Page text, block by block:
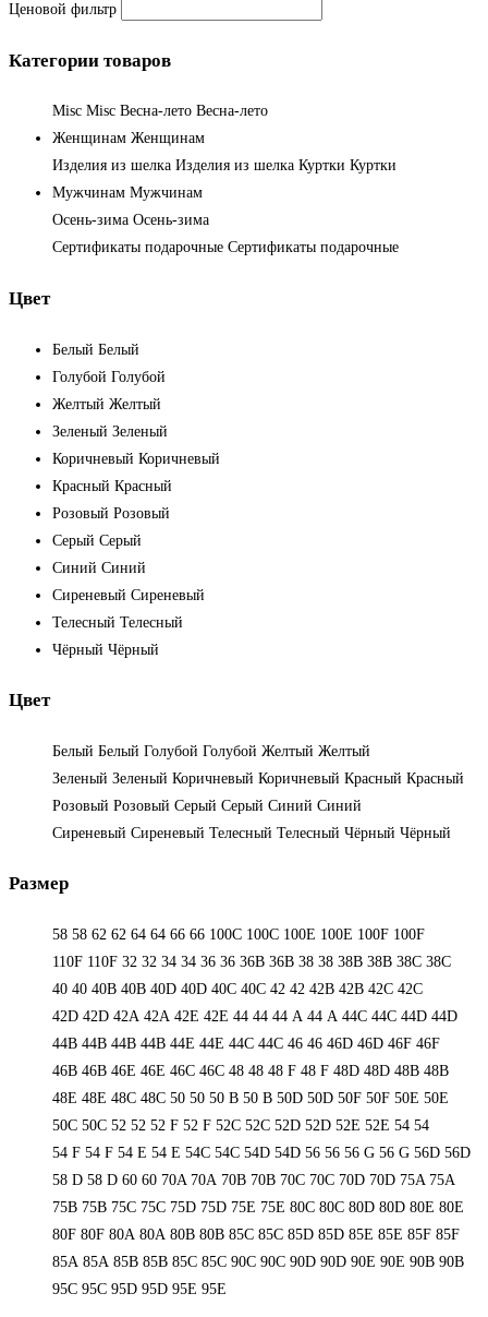
Ценовой фильтр
Категории товаров
Misc Misc Весна-лето Весна-лето
Женщинам Женщинам
Изделия из шелка Изделия из шелка Куртки Куртки
Мужчинам Мужчинам
Осень-зима Осень-зима
Сертификаты подарочные Сертификаты подарочные
Цвет
Белый Белый
Голубой Голубой
Желтый Желтый
Зеленый Зеленый
Коричневый Коричневый
Красный Красный
Розовый Розовый
Серый Серый
Синий Синий
Сиреневый Сиреневый
Телесный Телесный
Чёрный Чёрный
Цвет
Белый Белый Голубой Голубой Желтый Желтый
Зеленый Зеленый Коричневый Коричневый Красный Красный
Розовый Розовый Серый Серый Синий Синий
Сиреневый Сиреневый Телесный Телесный Чёрный Чёрный
Размер
58 58 62 62 64 64 66 66 100C 100C 100E 100E 100F 100F
110F 110F 32 32 34 34 36 36 36B 36B 38 38 38B 38B 38С 38С
40 40 40B 40B 40D 40D 40С 40С 42 42 42B 42B 42C 42C
42D 42D 42А 42А 42Е 42Е 44 44 44 А 44 А 44C 44C 44D 44D
44В 44В 44В 44В 44Е 44Е 44С 44С 46 46 46D 46D 46F 46F
46В 46В 46Е 46Е 46С 46С 48 48 48 F 48 F 48D 48D 48В 48В
48Е 48Е 48С 48С 50 50 50 B 50 B 50D 50D 50F 50F 50Е 50Е
50С 50С 52 52 52 F 52 F 52C 52C 52D 52D 52E 52E 54 54
54 F 54 F 54 Е 54 Е 54C 54C 54D 54D 56 56 56 G 56 G 56D 56D
58 D 58 D 60 60 70A 70A 70B 70B 70C 70C 70D 70D 75A 75A
75B 75B 75C 75C 75D 75D 75E 75E 80C 80C 80D 80D 80E 80E
80F 80F 80А 80А 80В 80В 85C 85C 85D 85D 85E 85E 85F 85F
85А 85А 85В 85В 85С 85С 90C 90C 90D 90D 90E 90E 90В 90В
95C 95C 95D 95D 95E 95E